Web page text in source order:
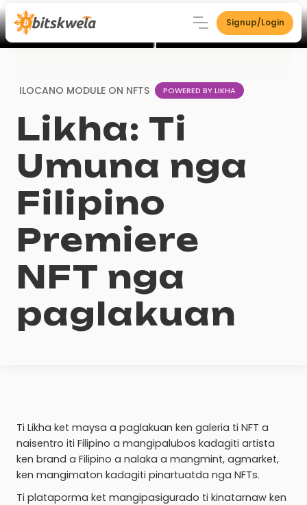
Signup/Login
ILOCANO MODULE ON NFTS POWERED BY LIKHA
Likha: Ti
Umuna nga
Filipino
Premiere
NFT nga
paglakuan
Ti Likha ket maysa a paglakuan ken galeria ti NFT a
naisentro iti Filipino a mangipalubos kadagiti artista
ken brand a Filipino a nalaka a mangmint, agmarket,
ken mangimaton kadagiti pinartuatda nga NFTs.
Ti plataporma ket mangipasigurado ti kinatarnaw ken